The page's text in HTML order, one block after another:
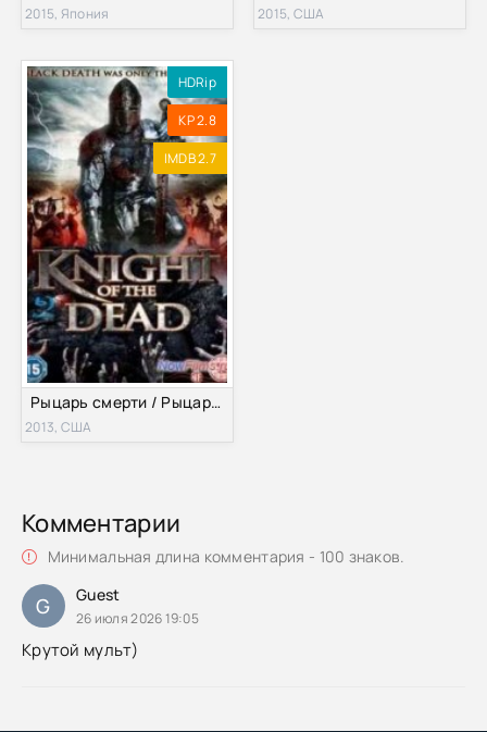
2015, Япония 2015, США
HDRip
KP 2.8
IMDB 2.7
Рыцарь смерти / Рыцарь мертвых (2013)
2013, США
Комментарии
Минимальная длина комментария - 100 знаков.
G Guest
26 июля 2026 19:05
Крутой мульт)